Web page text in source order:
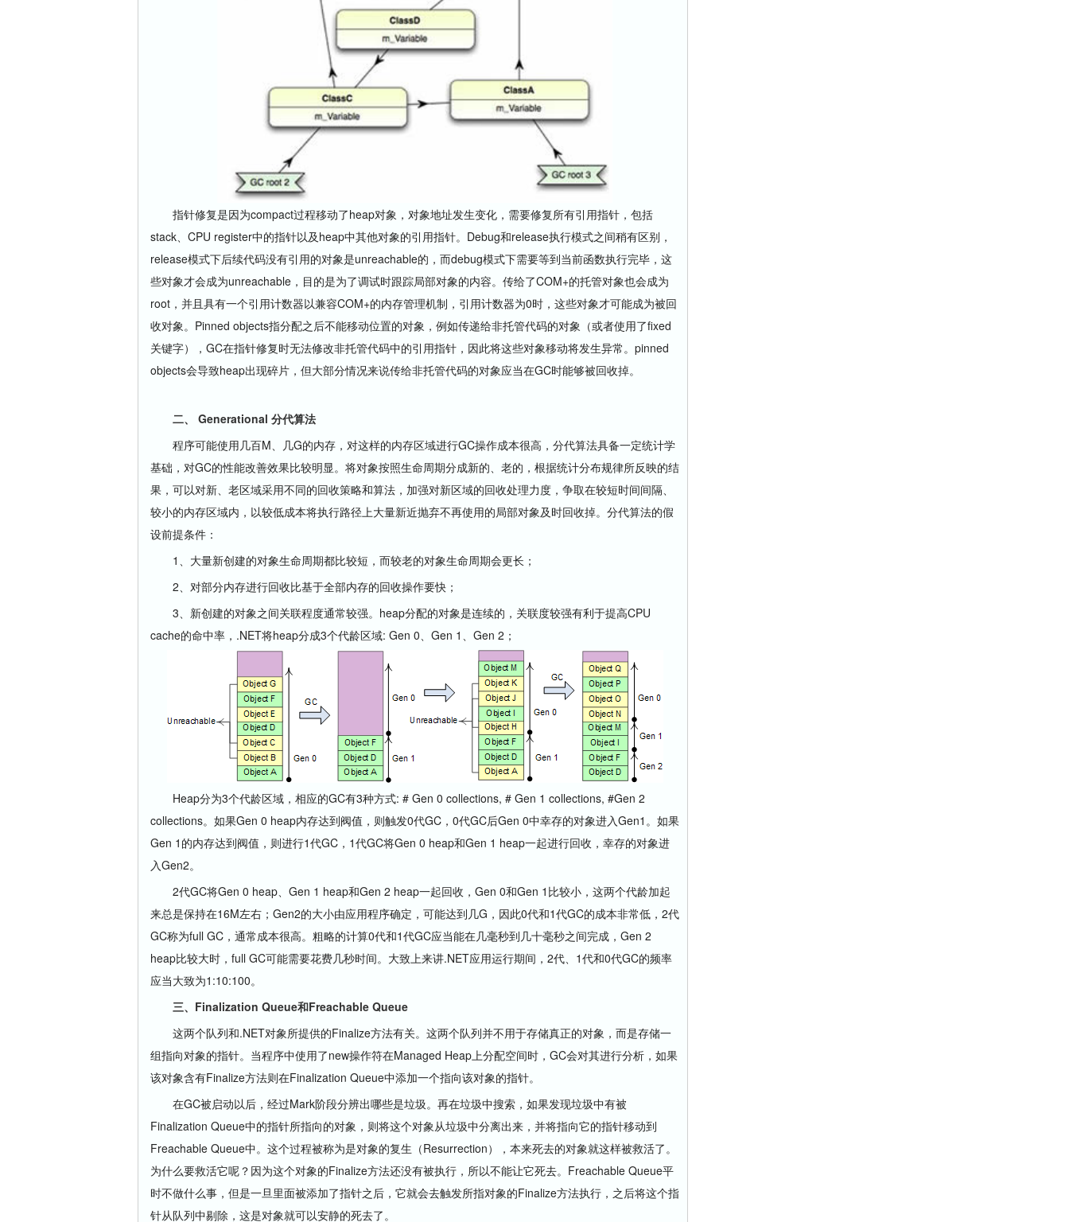
指针修复是因为compact过程移动了heap对象，对象地址发生变化，需要修复所有引用指针，包括
stack、CPU register中的指针以及heap中其他对象的引用指针。Debug和release执行模式之间稍有区别，
release模式下后续代码没有引用的对象是unreachable的，而debug模式下需要等到当前函数执行完毕，这
些对象才会成为unreachable，目的是为了调试时跟踪局部对象的内容。传给了COM+的托管对象也会成为
root，并且具有一个引用计数器以兼容COM+的内存管理机制，引用计数器为0时，这些对象才可能成为被回
收对象。Pinned objects指分配之后不能移动位置的对象，例如传递给非托管代码的对象（或者使用了fixed
关键字），GC在指针修复时无法修改非托管代码中的引用指针，因此将这些对象移动将发生异常。pinned
objects会导致heap出现碎片，但大部分情况来说传给非托管代码的对象应当在GC时能够被回收掉。
二、 Generational 分代算法
程序可能使用几百M、几G的内存，对这样的内存区域进行GC操作成本很高，分代算法具备一定统计学
基础，对GC的性能改善效果比较明显。将对象按照生命周期分成新的、老的，根据统计分布规律所反映的结
果，可以对新、老区域采用不同的回收策略和算法，加强对新区域的回收处理力度，争取在较短时间间隔、
较小的内存区域内，以较低成本将执行路径上大量新近抛弃不再使用的局部对象及时回收掉。分代算法的假
设前提条件：
1、大量新创建的对象生命周期都比较短，而较老的对象生命周期会更长；
2、对部分内存进行回收比基于全部内存的回收操作要快；
3、新创建的对象之间关联程度通常较强。heap分配的对象是连续的，关联度较强有利于提高CPU
cache的命中率，.NET将heap分成3个代龄区域: Gen 0、Gen 1、Gen 2；
Heap分为3个代龄区域，相应的GC有3种方式: # Gen 0 collections, # Gen 1 collections, #Gen 2
collections。如果Gen 0 heap内存达到阀值，则触发0代GC，0代GC后Gen 0中幸存的对象进入Gen1。如果
Gen 1的内存达到阀值，则进行1代GC，1代GC将Gen 0 heap和Gen 1 heap一起进行回收，幸存的对象进
入Gen2。
2代GC将Gen 0 heap、Gen 1 heap和Gen 2 heap一起回收，Gen 0和Gen 1比较小，这两个代龄加起
来总是保持在16M左右；Gen2的大小由应用程序确定，可能达到几G，因此0代和1代GC的成本非常低，2代
GC称为full GC，通常成本很高。粗略的计算0代和1代GC应当能在几毫秒到几十毫秒之间完成，Gen 2
heap比较大时，full GC可能需要花费几秒时间。大致上来讲.NET应用运行期间，2代、1代和0代GC的频率
应当大致为1:10:100。
三、Finalization Queue和Freachable Queue
这两个队列和.NET对象所提供的Finalize方法有关。这两个队列并不用于存储真正的对象，而是存储一
组指向对象的指针。当程序中使用了new操作符在Managed Heap上分配空间时，GC会对其进行分析，如果
该对象含有Finalize方法则在Finalization Queue中添加一个指向该对象的指针。
在GC被启动以后，经过Mark阶段分辨出哪些是垃圾。再在垃圾中搜索，如果发现垃圾中有被
Finalization Queue中的指针所指向的对象，则将这个对象从垃圾中分离出来，并将指向它的指针移动到
Freachable Queue中。这个过程被称为是对象的复生（Resurrection），本来死去的对象就这样被救活了。
为什么要救活它呢？因为这个对象的Finalize方法还没有被执行，所以不能让它死去。Freachable Queue平
时不做什么事，但是一旦里面被添加了指针之后，它就会去触发所指对象的Finalize方法执行，之后将这个指
针从队列中剔除，这是对象就可以安静的死去了。